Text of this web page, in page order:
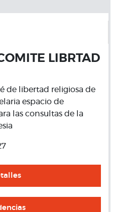
LIBRTAD
de libertad religiosa de
espacio de
las consultas de la